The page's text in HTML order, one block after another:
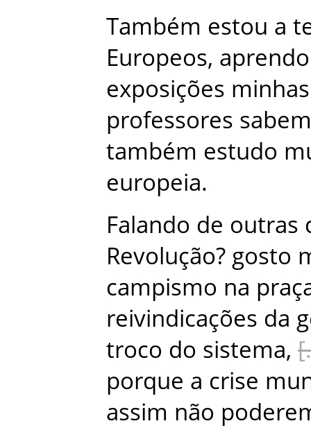
Também estou a
Europeos, aprendo
exposições minhas
professores sabem
também estudo
europeia.
Falando de outras
Revolução? gosto
campismo na
reivindicações da
troco do sistema,
porque a crise
assim não